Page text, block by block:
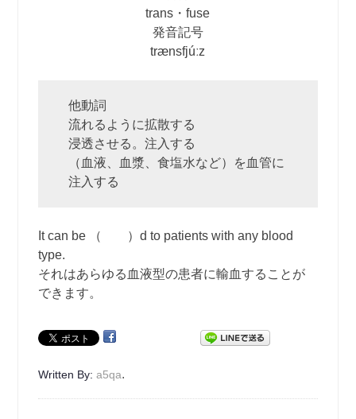
trans・fuse
発音記号
trænsfjúːz
他動詞
流れるように拡散する
浸透させる。注入する
（血液、血漿、食塩水など）を血管に
注入する
It can be （ ）d to patients with any blood
type.
それはあらゆる血液型の患者に輸血することが
できます。
Written By:a5qa.